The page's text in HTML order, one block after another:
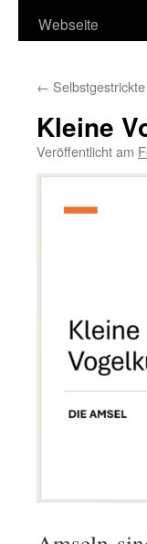
Webseite
←
Kleine
Veröffentlicht am